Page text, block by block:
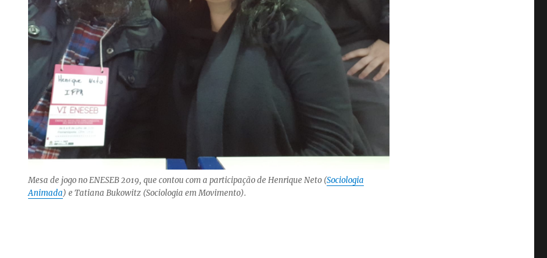
Mesa de jogo no ENESEB 2019, que contou com a participação de Henrique Neto (Sociologia
Animada) e Tatiana Bukowitz (Sociologia em Movimento).